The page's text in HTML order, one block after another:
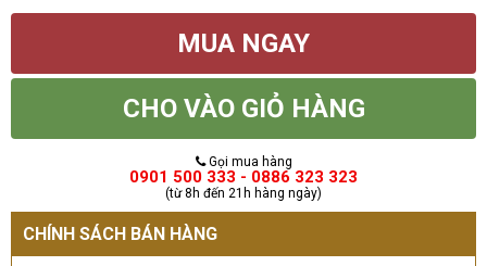
MUA NGAY
CHO VÀO GIỎ HÀNG
Gọi mua hàng
0901 500 333 - 0886 323 323
(từ 8h đến 21h hàng ngày)
CHÍNH SÁCH BÁN HÀNG